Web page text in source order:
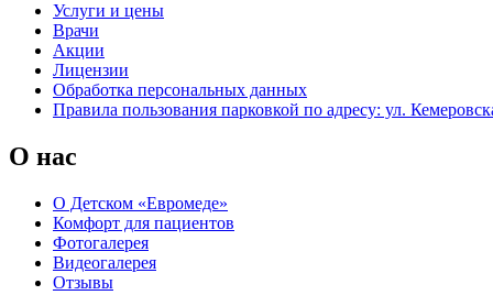
Услуги и цены
Врачи
Акции
Лицензии
Обработка персональных данных
Правила пользования парковкой по адресу: ул.
О нас
О Детском «Евромеде»
Комфорт для пациентов
Фотогалерея
Видеогалерея
Отзывы